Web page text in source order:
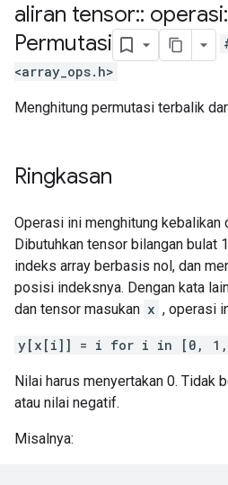
aliran tensor:: operasi
Permutasi
<array_ops.h>
Menghitung permutasi terbalik
Ringkasan
Operasi ini menghitung kebalikan
Dibutuhkan tensor bilangan bulat
indeks array berbasis nol, dan
posisi indeksnya. Dengan kata
dan tensor masukan x , operasi
y[x[i]] = i for i in [0,
Nilai harus menyertakan 0. Tidak
atau nilai negatif.
Misalnya: